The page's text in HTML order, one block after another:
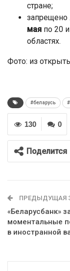
стране;
запрещено
мая по 20
областях.
Фото: из
#беларусь
0
130
Поделится
ПРЕДЫДУЩАЯ
«Беларусбанк»
моментальные
в иностранной